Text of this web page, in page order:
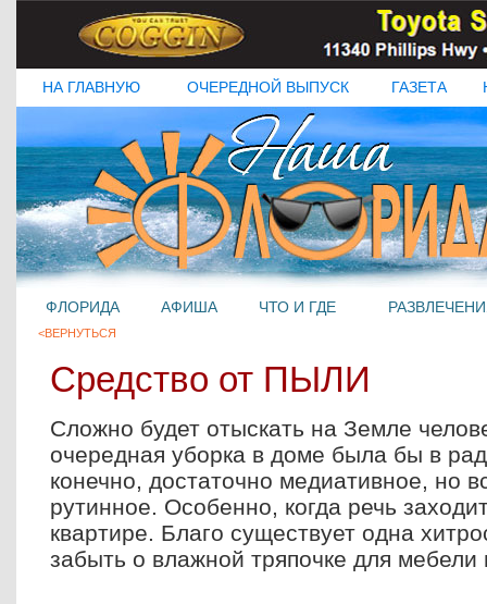
НА ГЛАВНУЮ ОЧЕРЕДНОЙ ВЫПУСК ГАЗЕТА
ФЛОРИДА АФИША ЧТО И ГДЕ
<ВЕРНУТЬСЯ
Средство от ПЫЛИ
Сложно будет отыскать на Земле
очередная уборка в доме была бы в
конечно, достаточно медиативное, но
рутинное. Особенно, когда речь
квартире. Благо существует одна
забыть о влажной тряпочке для